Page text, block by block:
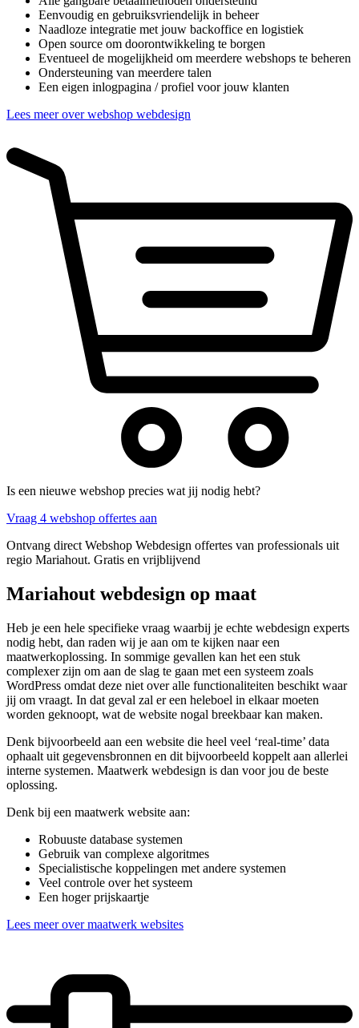
Eenvoudig en gebruiksvriendelijk in beheer
Naadloze integratie met jouw backoffice en logistiek
Open source om doorontwikkeling te borgen
Eventueel de mogelijkheid om meerdere webshops te beheren
Ondersteuning van meerdere talen
Een eigen inlogpagina / profiel voor jouw klanten
Lees meer over webshop webdesign
Is een nieuwe webshop precies wat jij nodig hebt?
Vraag 4 webshop offertes aan
Ontvang direct Webshop Webdesign offertes van professionals uit
regio Mariahout. Gratis en vrijblijvend
Mariahout webdesign op maat
Heb je een hele specifieke vraag waarbij je echte webdesign experts
nodig hebt, dan raden wij je aan om te kijken naar een
maatwerkoplossing. In sommige gevallen kan het een stuk
complexer zijn om aan de slag te gaan met een systeem zoals
WordPress omdat deze niet over alle functionaliteiten beschikt waar
jij om vraagt. In dat geval zal er een heleboel in elkaar moeten
worden geknoopt, wat de website nogal breekbaar kan maken.
Denk bijvoorbeeld aan een website die heel veel ‘real-time’ data
ophaalt uit gegevensbronnen en dit bijvoorbeeld koppelt aan allerlei
interne systemen. Maatwerk webdesign is dan voor jou de beste
oplossing.
Denk bij een maatwerk website aan:
Robuuste database systemen
Gebruik van complexe algoritmes
Specialistische koppelingen met andere systemen
Veel controle over het systeem
Een hoger prijskaartje
Lees meer over maatwerk websites